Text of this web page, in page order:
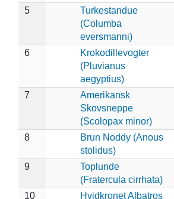
5
Turkestandue
(Columba
eversmanni)
6
Krokodillevogter
(Pluvianus
aegyptius)
7
Amerikansk
Skovsneppe
(Scolopax minor)
8
Brun Noddy (Anous
stolidus)
9
Toplunde
(Fratercula cirrhata)
10
Hvidkronet Albatros